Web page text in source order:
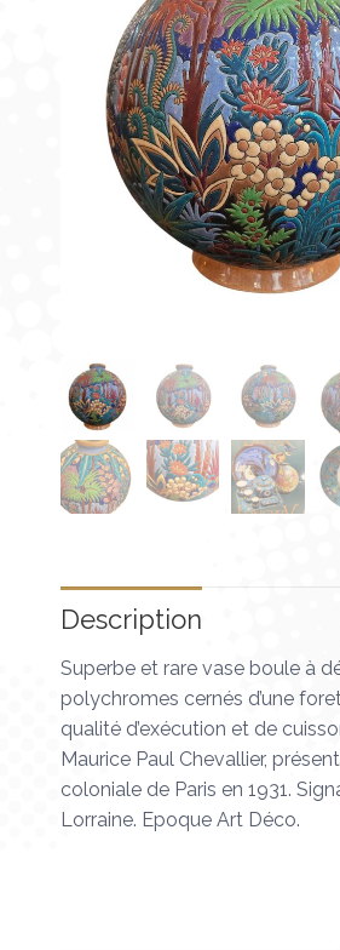
Description
Superbe et rare vase boule à
polychromes cernés d’une
qualité d’exécution et de
Maurice Paul Chevallier,
coloniale de Paris en 1931.
Lorraine. Epoque Art Déco.